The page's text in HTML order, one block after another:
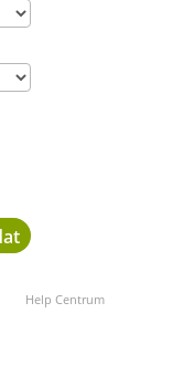
Help Centrum